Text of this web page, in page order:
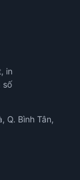
in
số
Q. Bình Tân,